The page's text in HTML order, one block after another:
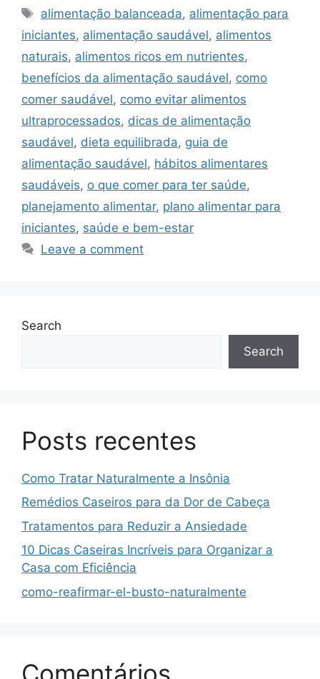
Tags
alimentação balanceada, alimentação para
iniciantes, alimentação saudável, alimentos
naturais, alimentos ricos em nutrientes,
benefícios da alimentação saudável, como
comer saudável, como evitar alimentos
ultraprocessados, dicas de alimentação
saudável, dieta equilibrada, guia de
alimentação saudável, hábitos alimentares
saudáveis, o que comer para ter saúde,
planejamento alimentar, plano alimentar para
iniciantes, saúde e bem-estar
Leave a comment
Search
Search
Posts recentes
Como Tratar Naturalmente a Insônia
Remédios Caseiros para da Dor de Cabeça
Tratamentos para Reduzir a Ansiedade
10 Dicas Caseiras Incríveis para Organizar a
Casa com Eficiência
como-reafirmar-el-busto-naturalmente